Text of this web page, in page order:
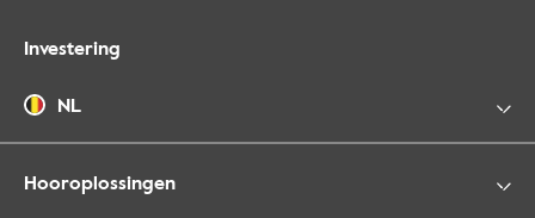
Investering
NL
Hooroplossingen